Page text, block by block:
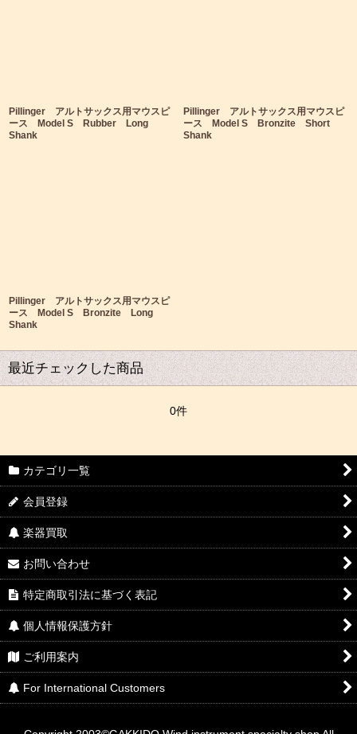
Pillinger アルトサックス用マウスピ
ース Model S Rubber Long
Shank
Pillinger アルトサックス用マウスピ
ース Model S Bronzite Short
Shank
Pillinger アルトサックス用マウスピ
ース Model S Bronzite Long
Shank
最近チェックした商品
0件
カテゴリ一覧
会員登録
楽器買取
お問い合わせ
特定商取引法に基づく表記
個人情報保護方針
ご利用案内
For International Customers